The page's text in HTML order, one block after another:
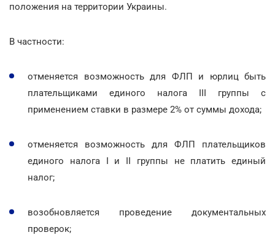
положения на территории Украины.
В частности:
отменяется возможность для ФЛП и юрлиц быть
плательщиками единого налога ІІІ группы с
применением ставки в размере 2% от суммы дохода;
отменяется возможность для ФЛП плательщиков
единого налога I и ІІ группы не платить единый
налог;
возобновляется проведение документальных
проверок;